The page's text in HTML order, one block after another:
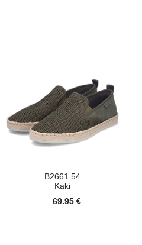
B2661.54
Kaki
69.95 €